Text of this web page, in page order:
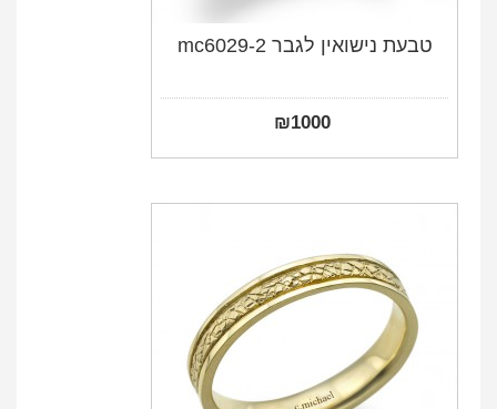
טבעת נישואין לגבר mc6029-2
₪1000